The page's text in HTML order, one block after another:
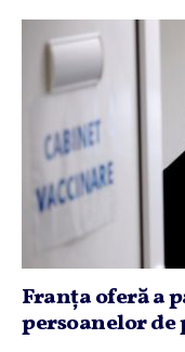
Franţa oferă a
persoanelor de